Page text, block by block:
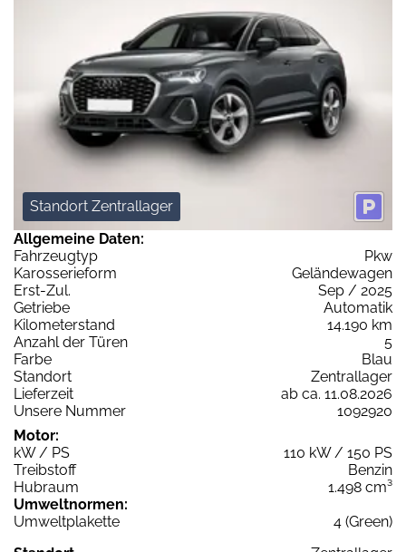
Standort Zentrallager
Allgemeine Daten:
Fahrzeugtyp
Pkw
Karosserieform
Geländewagen
Erst-Zul.
Sep / 2025
Getriebe
Automatik
Kilometerstand
14.190 km
Anzahl der Türen
5
Farbe
Blau
Standort
Zentrallager
Lieferzeit
ab ca. 11.08.2026
Unsere Nummer
1092920
Motor:
kW / PS
110 kW / 150 PS
Treibstoff
Benzin
Hubraum
1.498 cm³
Umweltnormen:
Umweltplakette
4 (Green)